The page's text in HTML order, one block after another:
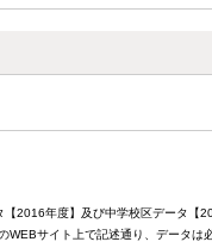
【2016年度】及び中学校区データ【
WEBサイト上で記述通り、データは